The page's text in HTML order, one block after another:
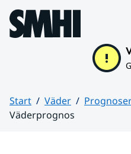
Hoppa till sidans innehåll
Start Väder
Väderprognos